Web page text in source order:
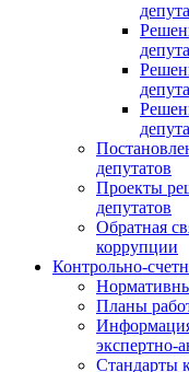
депутатов
Проекты
депутатов
Обратная
коррупции
Контрольно-
Планы
Информация
экспертно-
Стандарты